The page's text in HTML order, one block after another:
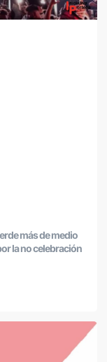
más de medio
la no celebración